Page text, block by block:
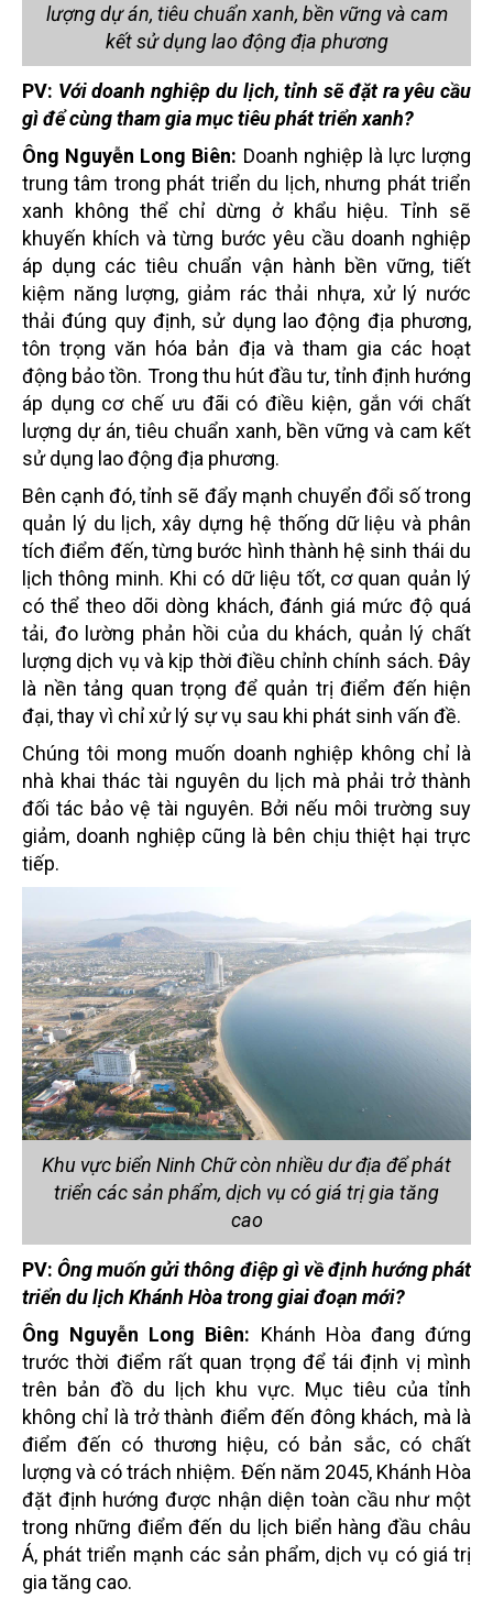
lượng dự án, tiêu chuẩn xanh, bền vững và cam
kết sử dụng lao động địa phương
PV: Với doanh nghiệp du lịch, tỉnh sẽ đặt ra yêu cầu
gì để cùng tham gia mục tiêu phát triển xanh?
Ông Nguyễn Long Biên: Doanh nghiệp là lực lượng
trung tâm trong phát triển du lịch, nhưng phát triển
xanh không thể chỉ dừng ở khẩu hiệu. Tỉnh sẽ
khuyến khích và từng bước yêu cầu doanh nghiệp
áp dụng các tiêu chuẩn vận hành bền vững, tiết
kiệm năng lượng, giảm rác thải nhựa, xử lý nước
thải đúng quy định, sử dụng lao động địa phương,
tôn trọng văn hóa bản địa và tham gia các hoạt
động bảo tồn. Trong thu hút đầu tư, tỉnh định hướng
áp dụng cơ chế ưu đãi có điều kiện, gắn với chất
lượng dự án, tiêu chuẩn xanh, bền vững và cam kết
sử dụng lao động địa phương.
Bên cạnh đó, tỉnh sẽ đẩy mạnh chuyển đổi số trong
quản lý du lịch, xây dựng hệ thống dữ liệu và phân
tích điểm đến, từng bước hình thành hệ sinh thái du
lịch thông minh. Khi có dữ liệu tốt, cơ quan quản lý
có thể theo dõi dòng khách, đánh giá mức độ quá
tải, đo lường phản hồi của du khách, quản lý chất
lượng dịch vụ và kịp thời điều chỉnh chính sách. Đây
là nền tảng quan trọng để quản trị điểm đến hiện
đại, thay vì chỉ xử lý sự vụ sau khi phát sinh vấn đề.
Chúng tôi mong muốn doanh nghiệp không chỉ là
nhà khai thác tài nguyên du lịch mà phải trở thành
đối tác bảo vệ tài nguyên. Bởi nếu môi trường suy
giảm, doanh nghiệp cũng là bên chịu thiệt hại trực
tiếp.
Khu vực biển Ninh Chữ còn nhiều dư địa để phát
triển các sản phẩm, dịch vụ có giá trị gia tăng
cao
PV:Ông muốn gửi thông điệp gì về định hướng phát
triển du lịch Khánh Hòa trong giai đoạn mới?
Ông Nguyễn Long Biên: Khánh Hòa đang đứng
trước thời điểm rất quan trọng để tái định vị mình
trên bản đồ du lịch khu vực. Mục tiêu của tỉnh
không chỉ là trở thành điểm đến đông khách, mà là
điểm đến có thương hiệu, có bản sắc, có chất
lượng và có trách nhiệm. Đến năm 2045, Khánh Hòa
đặt định hướng được nhận diện toàn cầu như một
trong những điểm đến du lịch biển hàng đầu châu
Á, phát triển mạnh các sản phẩm, dịch vụ có giá trị
gia tăng cao.